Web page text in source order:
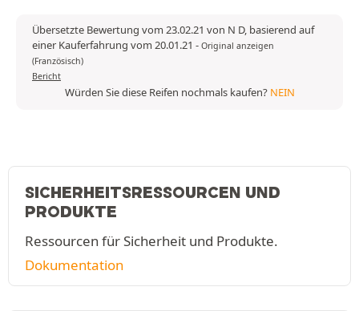
Übersetzte Bewertung vom 23.02.21 von N D, basierend auf
einer Kauferfahrung vom 20.01.21 - Original anzeigen
(Französisch)
Bericht
Würden Sie diese Reifen nochmals kaufen? NEIN
SICHERHEITSRESSOURCEN UND
PRODUKTE
Ressourcen für Sicherheit und Produkte.
Dokumentation